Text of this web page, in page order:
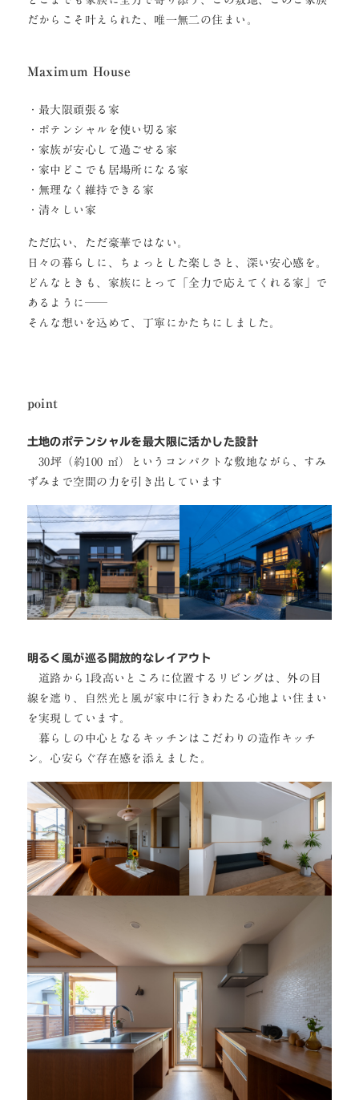
だからこそ叶えられた、唯一無二の住まい。
Maximum House
・最大限頑張る家
・ポテンシャルを使い切る家
・家族が安心して過ごせる家
・家中どこでも居場所になる家
・無理なく維持できる家
・清々しい家
ただ広い、ただ豪華ではない。
日々の暮らしに、ちょっとした楽しさと、深い安心感を。
どんなときも、家族にとって「全力で応えてくれる家」で
あるように──
そんな想いを込めて、丁寧にかたちにしました。
point
土地のポテンシャルを最大限に活かした設計
30坪（約100 ㎡）というコンパクトな敷地ながら、すみ
ずみまで空間の力を引き出しています
明るく風が巡る開放的なレイアウト
道路から1段高いところに位置するリビングは、外の目
線を遮り、自然光と風が家中に行きわたる心地よい住まい
を実現しています。
暮らしの中心となるキッチンはこだわりの造作キッチ
ン。心安らぐ存在感を添えました。